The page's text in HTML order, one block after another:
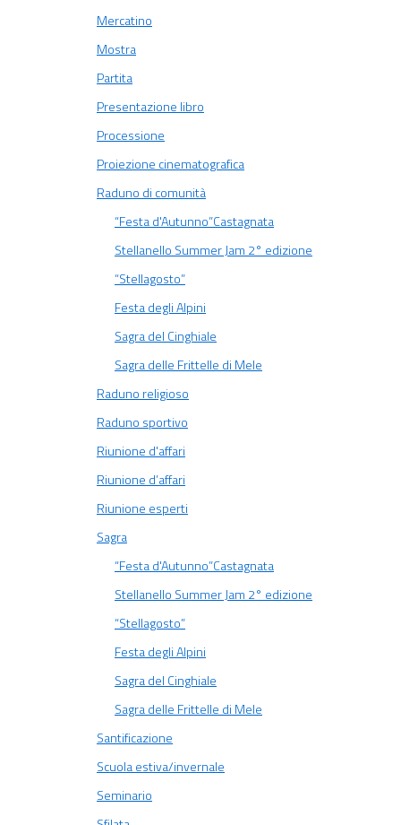
Mercatino
Mostra
Partita
Presentazione libro
Processione
Proiezione cinematografica
Raduno di comunità
“Festa d'Autunno”Castagnata
Stellanello Summer Jam 2° edizione
“Stellagosto”
Festa degli Alpini
Sagra del Cinghiale
Sagra delle Frittelle di Mele
Raduno religioso
Raduno sportivo
Riunione d'affari
Riunione d’affari
Riunione esperti
Sagra
“Festa d'Autunno”Castagnata
Stellanello Summer Jam 2° edizione
“Stellagosto”
Festa degli Alpini
Sagra del Cinghiale
Sagra delle Frittelle di Mele
Santificazione
Scuola estiva/invernale
Seminario